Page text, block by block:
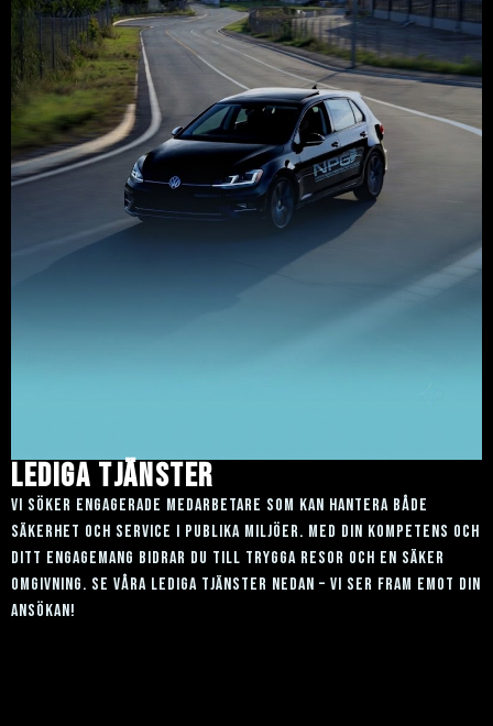
lediga tjänster
vi söker engagerade medarbetare som kan hantera både
säkerhet och service i publika miljöer. med din kompetens och
ditt engagemang bidrar du till trygga resor och en säker
omgivning. se våra lediga tjänster nedan – vi ser fram emot din
ansökan!